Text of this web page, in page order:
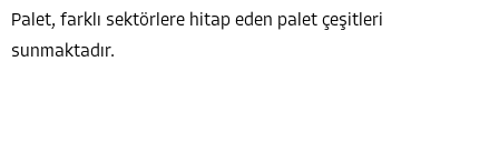
Palet, farklı sektörlere hitap eden palet çeşitleri
sunmaktadır.